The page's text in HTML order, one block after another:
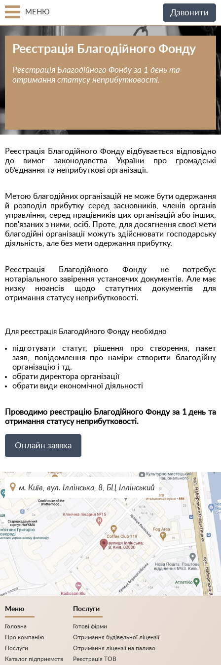
МЕНЮ Дзвонити
Реєстрація Благодійного Фонду
Реєстрація Благодійного Фонду за 1 день та
отримання статусу неприбутковості.
Реєстрація Благодійного Фонду відбувається відповідно
до вимог законодавства України про громадські
об’єднання та неприбуткові організації.
Метою благодійних організацій не може бути одержання
й розподіл прибутку серед засновників, членів органів
управління, серед працівників цих організацій або інших,
пов'язаних з ними, осіб. Проте, для досягнення своєї мети
благодійні організації можуть здійснювати господарську
діяльність, але без мети одержання прибутку.
Реєстрація Благодійного Фонду не потребує
нотаріального завірення установчих документів. Але має
низку нюансів щодо статутних документів для
отримання статусу неприбутковості.
Для реєстрація Благодійного Фонду необхідно
підготувати статут, рішення про створення, пакет
заяв, повідомлення про наміри створити благодійну
організацію і тд.
обрати директора організації
обрати види економічної діяльності
Проводимо реєстрацію Благодійного Фонду за 1 день та
отримання статусу неприбутковості.
Онлайн заявка
м. Київ, вул. Іллінська, 8, БЦ Іллінський
Меню
Головна
Про компанію
Послуги
Каталог підприємств
Послуги
Готові фірми
Отримання будівельної ліцензії
Отримання ліцензії на паливо
Реєстрація ТОВ